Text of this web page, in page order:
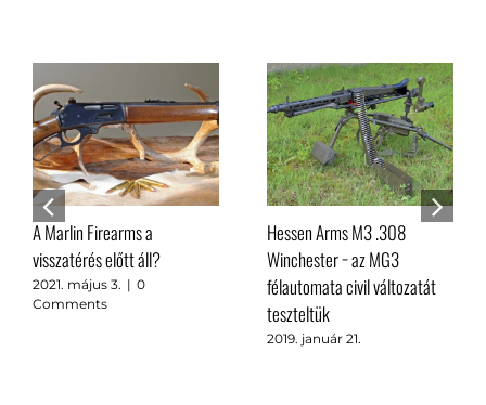
Lupi (Nimród, 1983. március)
2018. december 17.
Örvös galamb (Nimród, 1983.
március)
2018. december 11.